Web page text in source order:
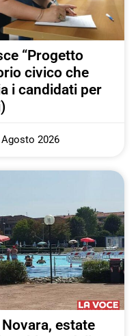
“Progetto
civico che
i candidati per
2026
estate